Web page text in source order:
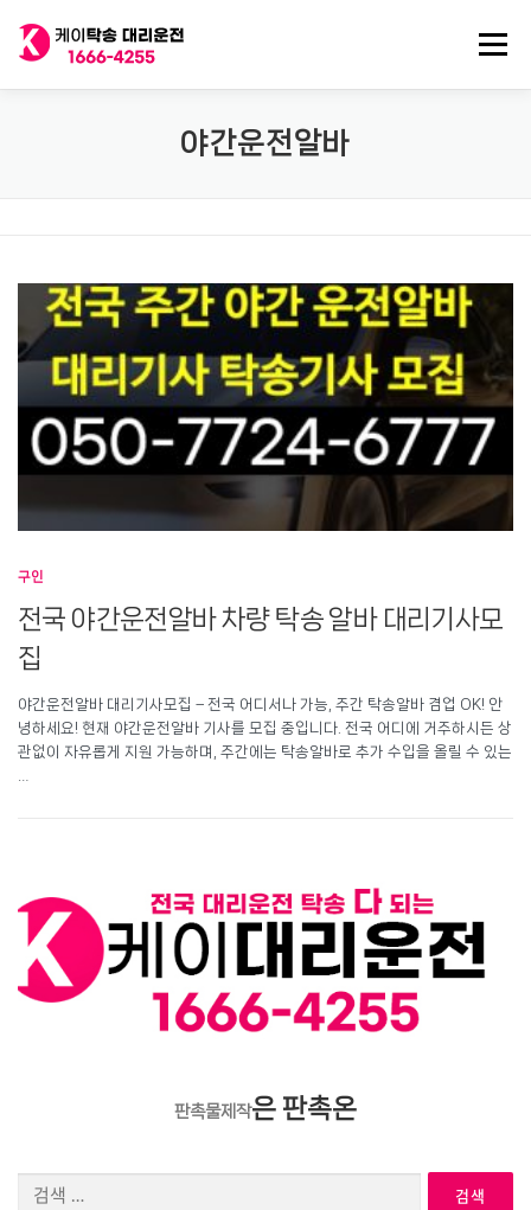
메뉴
법인대리운전 전국 탁송기사
야간운전알바
구인
전국 야간운전알바 차량 탁송 알바 대리기사모
집
야간운전알바 대리기사모집 – 전국 어디서나 가능, 주간 탁송알바 겸업 OK! 안
녕하세요! 현재 야간운전알바 기사를 모집 중입니다. 전국 어디에 거주하시든 상
관없이 자유롭게 지원 가능하며, 주간에는 탁송알바로 추가 수입을 올릴 수 있는
판촉물제작은 판촉온